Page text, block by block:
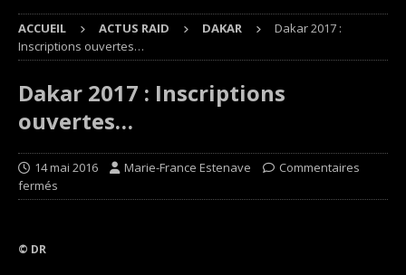
ACCUEIL ACTUS RAID DAKAR
Dakar 2017 :
Inscriptions ouvertes…
Dakar 2017 : Inscriptions
ouvertes…
14 mai 2016 Marie-France Estenave
Commentaires
fermés
© DR